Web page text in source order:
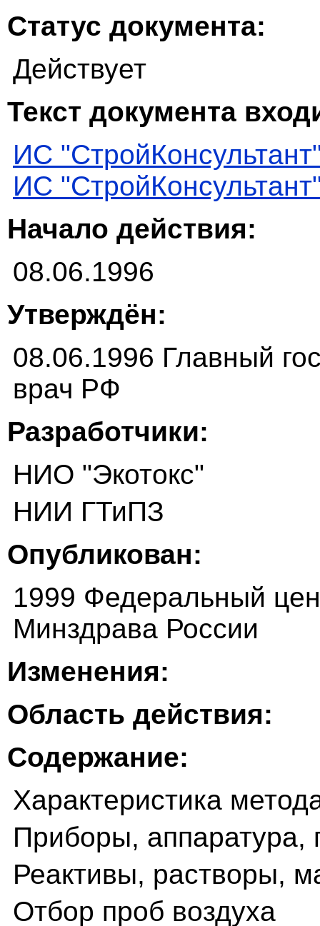
Статус документа:
Действует
Текст документа
ИС
ИС
Начало действия:
08.06.1996
Утверждён:
08.06.1996 Главный
врач РФ
Разработчики:
НИО "Экотокс"
НИИ ГТиПЗ
Опубликован:
1999 Федеральный
Минздрава России
Изменения:
Область действия:
Содержание:
Характеристика
Приборы, аппаратура,
Реактивы, растворы,
Отбор проб воздуха